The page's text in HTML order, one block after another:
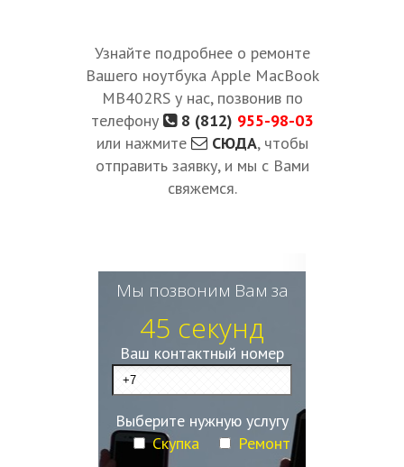
Узнайте подробнее о ремонте
Вашего ноутбука Apple MacBook
MB402RS у нас, позвонив по
телефону
8 (812) 955-98-03
или нажмите
СЮДА, чтобы
отправить заявку, и мы с Вами
свяжемся.
Мы позвоним Вам за
45 секунд
Ваш контактный номер
Выберите нужную услугу
Скупка
Ремонт